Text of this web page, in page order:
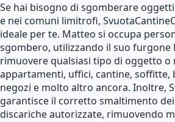
Se hai bisogno di sgomberare
e nei comuni limitrofi,
ideale per te. Matteo si occupa
sgombero, utilizzando il suo furgone
rimuovere qualsiasi tipo di oggetto o
appartamenti, uffici, cantine, soffitte,
negozi e molto altro ancora. Inoltre,
garantisce il corretto smaltimento
discariche autorizzate, rimuovendo